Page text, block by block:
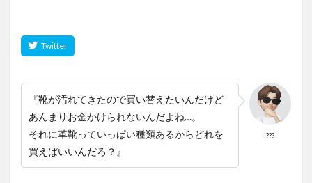
???
『靴が汚れてきたので買い替えたいんだけど
あんまりお金かけられないんだよね…。
それに革靴っていっぱい種類あるからどれを
買えばいいんだろ？』